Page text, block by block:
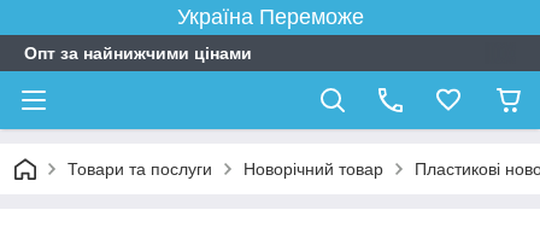
Україна Переможе
Опт за найнижчими цінами
Товари та послуги Новорічний товар Пластикові